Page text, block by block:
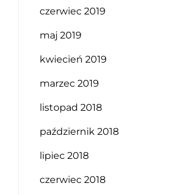
czerwiec 2019
maj 2019
kwiecień 2019
marzec 2019
listopad 2018
październik 2018
lipiec 2018
czerwiec 2018